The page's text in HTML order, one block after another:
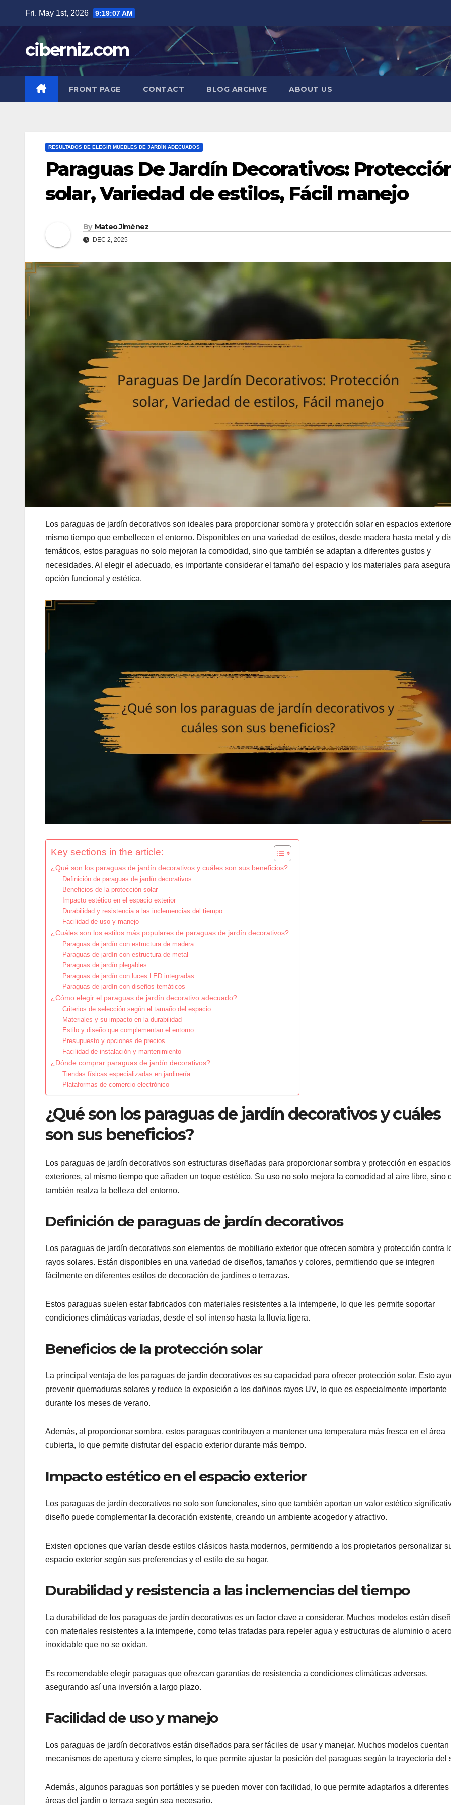
content
Fri. May 1st, 2026 9:19:08 AM
ciberniz.com
FRONT PAGE CONTACT BLOG ARCHIVE ABOUT US
RESULTADOS DE ELEGIR MUEBLES DE JARDÍN ADECUADOS
Paraguas De Jardín Decorativos:
solar, Variedad de estilos, Fácil manejo
By Mateo Jiménez
DEC 2, 2025
Los paraguas de jardín decorativos son ideales para proporcionar sombra y protección solar en espacios
mismo tiempo que embellecen el entorno. Disponibles en una variedad de estilos, desde madera hasta metal y
temáticos, estos paraguas no solo mejoran la comodidad, sino que también se adaptan a diferentes gustos y
necesidades. Al elegir el adecuado, es importante considerar el tamaño del espacio y los materiales para
opción funcional y estética.
Key sections in the article:
¿Qué son los paraguas de jardín decorativos y cuáles son sus beneficios?
Definición de paraguas de jardín decorativos
Beneficios de la protección solar
Impacto estético en el espacio exterior
Durabilidad y resistencia a las inclemencias del tiempo
Facilidad de uso y manejo
¿Cuáles son los estilos más populares de paraguas de jardín decorativos?
Paraguas de jardín con estructura de madera
Paraguas de jardín con estructura de metal
Paraguas de jardín plegables
Paraguas de jardín con luces LED integradas
Paraguas de jardín con diseños temáticos
¿Cómo elegir el paraguas de jardín decorativo adecuado?
Criterios de selección según el tamaño del espacio
Materiales y su impacto en la durabilidad
Estilo y diseño que complementan el entorno
Presupuesto y opciones de precios
Facilidad de instalación y mantenimiento
¿Dónde comprar paraguas de jardín decorativos?
Tiendas físicas especializadas en jardinería
Plataformas de comercio electrónico
¿Qué son los paraguas de jardín decorativos y cuáles
son sus beneficios?
Los paraguas de jardín decorativos son estructuras diseñadas para proporcionar sombra y protección en espacios
exteriores, al mismo tiempo que añaden un toque estético. Su uso no solo mejora la comodidad al aire libre, sino
también realza la belleza del entorno.
Definición de paraguas de jardín decorativos
Los paraguas de jardín decorativos son elementos de mobiliario exterior que ofrecen sombra y protección contra
rayos solares. Están disponibles en una variedad de diseños, tamaños y colores, permitiendo que se integren
fácilmente en diferentes estilos de decoración de jardines o terrazas.
Estos paraguas suelen estar fabricados con materiales resistentes a la intemperie, lo que les permite soportar
condiciones climáticas variadas, desde el sol intenso hasta la lluvia ligera.
Beneficios de la protección solar
La principal ventaja de los paraguas de jardín decorativos es su capacidad para ofrecer protección solar. Esto
prevenir quemaduras solares y reduce la exposición a los dañinos rayos UV, lo que es especialmente importante
durante los meses de verano.
Además, al proporcionar sombra, estos paraguas contribuyen a mantener una temperatura más fresca en el área
cubierta, lo que permite disfrutar del espacio exterior durante más tiempo.
Impacto estético en el espacio exterior
Los paraguas de jardín decorativos no solo son funcionales, sino que también aportan un valor estético
diseño puede complementar la decoración existente, creando un ambiente acogedor y atractivo.
Existen opciones que varían desde estilos clásicos hasta modernos, permitiendo a los propietarios personalizar
espacio exterior según sus preferencias y el estilo de su hogar.
Durabilidad y resistencia a las inclemencias del tiempo
La durabilidad de los paraguas de jardín decorativos es un factor clave a considerar. Muchos modelos están
con materiales resistentes a la intemperie, como telas tratadas para repeler agua y estructuras de aluminio o
inoxidable que no se oxidan.
Es recomendable elegir paraguas que ofrezcan garantías de resistencia a condiciones climáticas adversas,
asegurando así una inversión a largo plazo.
Facilidad de uso y manejo
Los paraguas de jardín decorativos están diseñados para ser fáciles de usar y manejar. Muchos modelos cuentan
mecanismos de apertura y cierre simples, lo que permite ajustar la posición del paraguas según la trayectoria del
Además, algunos paraguas son portátiles y se pueden mover con facilidad, lo que permite adaptarlos a diferentes
áreas del jardín o terraza según sea necesario.